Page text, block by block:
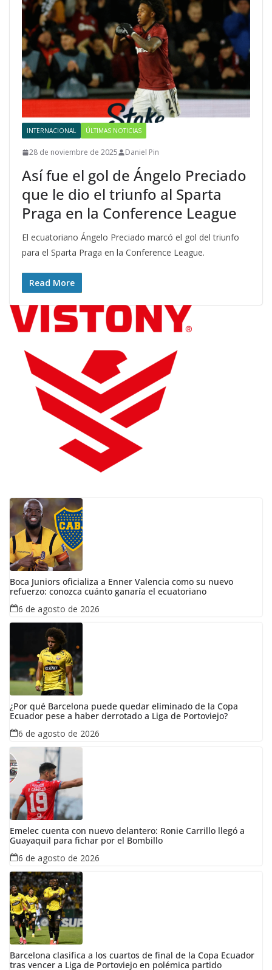
INTERNACIONAL ÚLTIMAS NOTICIAS
28 de noviembre de 2025 Daniel Pin
Así fue el gol de Ángelo Preciado
que le dio el triunfo al Sparta
Praga en la Conference League
El ecuatoriano Ángelo Preciado marcó el gol del triunfo
para el Sparta Praga en la Conference League.
Read More
Boca Juniors oficializa a Enner Valencia como su nuevo
refuerzo: conozca cuánto ganaría el ecuatoriano
6 de agosto de 2026
¿Por qué Barcelona puede quedar eliminado de la Copa
Ecuador pese a haber derrotado a Liga de Portoviejo?
6 de agosto de 2026
Emelec cuenta con nuevo delantero: Ronie Carrillo llegó a
Guayaquil para fichar por el Bombillo
6 de agosto de 2026
Barcelona clasifica a los cuartos de final de la Copa Ecuador
tras vencer a Liga de Portoviejo en polémica partido